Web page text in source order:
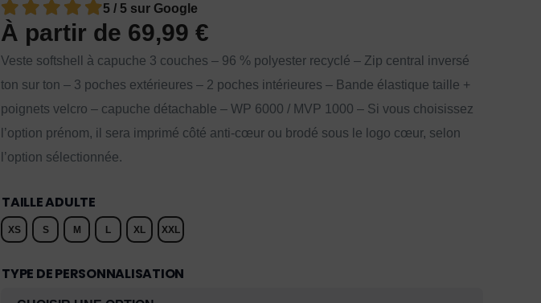
5 / 5 sur Google
À partir de 69,99 €
Veste softshell à capuche 3 couches – 96 % polyester recyclé – Zip central inversé
ton sur ton – 3 poches extérieures – 2 poches intérieures – Bande élastique taille +
poignets velcro – capuche détachable – WP 6000 / MVP 1000 – Si vous choisissez
l’option prénom, il sera imprimé côté anti-cœur ou brodé sous le logo cœur, selon
l’option sélectionnée.
TAILLE ADULTE
XS S M L XL XXL
TYPE DE PERSONNALISATION